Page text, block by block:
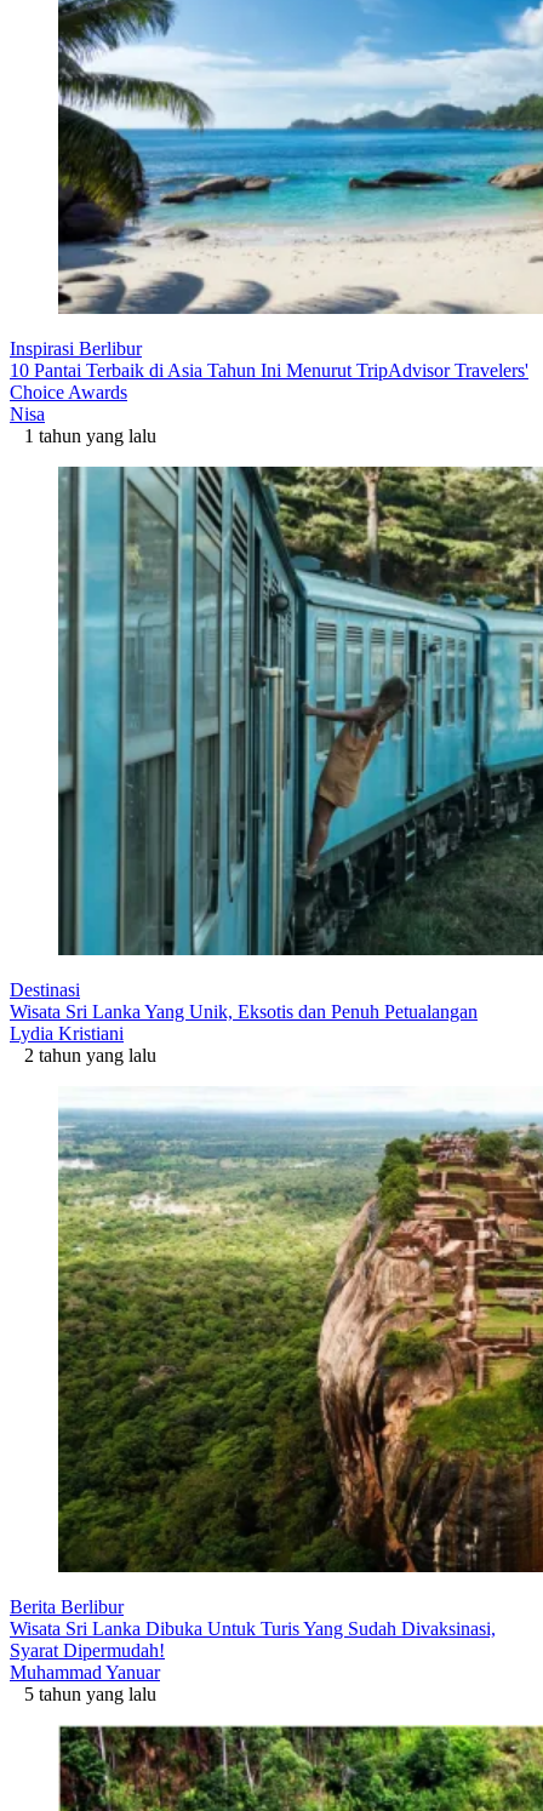
Inspirasi Berlibur
10 Pantai Terbaik di Asia Tahun Ini Menurut TripAdvisor Travelers'
Choice Awards
Nisa
1 tahun yang lalu
Destinasi
Wisata Sri Lanka Yang Unik, Eksotis dan Penuh Petualangan
Lydia Kristiani
2 tahun yang lalu
Berita Berlibur
Wisata Sri Lanka Dibuka Untuk Turis Yang Sudah Divaksinasi,
Syarat Dipermudah!
Muhammad Yanuar
5 tahun yang lalu